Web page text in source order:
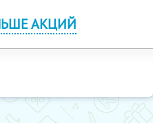
АКЦИЙ